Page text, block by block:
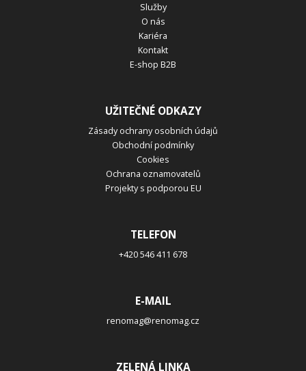
Služby
O nás
Kariéra
Kontakt
E-shop B2B
UŽITEČNÉ ODKAZY
Zásady ochrany osobních údajů
Obchodní podmínky
Cookies
Ochrana oznamovatelů
Projekty s podporou EU
TELEFON
+420 546 411 678
E-MAIL
renomag@renomag.cz
ZELENÁ LINKA